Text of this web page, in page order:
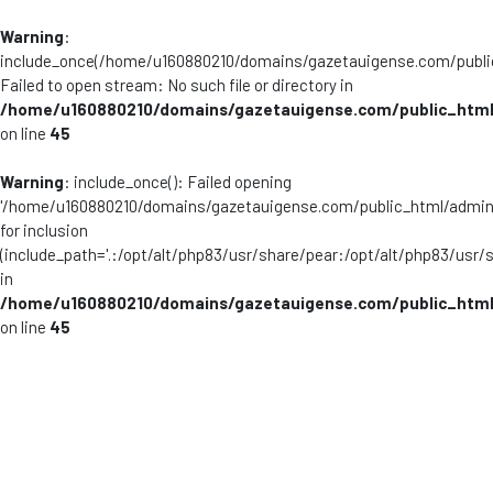
Warning:
include_once(/home/u160880210/domains/gazetauigense.com/
Failed to open stream: No such file or directory in
/home/u160880210/domains/gazetauigense.com/
on line 45
Warning: include_once(): Failed opening
'/home/u160880210/domains/gazetauigense.com/public_html/
for inclusion
(include_path='.:/opt/alt/php83/usr/share/pear:/opt/alt/php83/
in
/home/u160880210/domains/gazetauigense.com/
on line 45